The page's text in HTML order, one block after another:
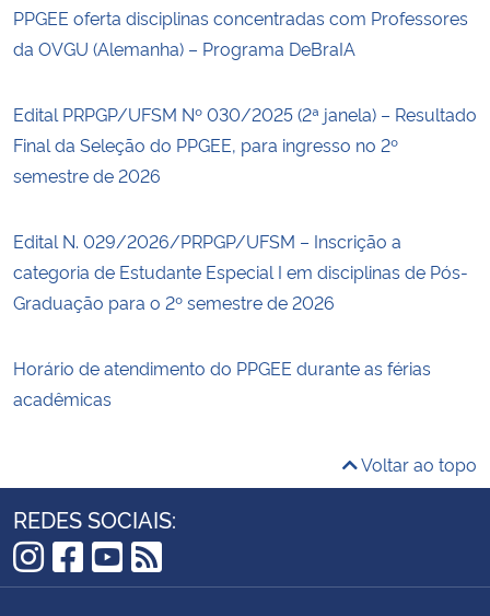
PPGEE oferta disciplinas concentradas com Professores
da OVGU (Alemanha) – Programa DeBraIA
Edital PRPGP/UFSM Nº 030/2025 (2ª janela) – Resultado
Final da Seleção do PPGEE, para ingresso no 2º
semestre de 2026
Edital N. 029/2026/PRPGP/UFSM – Inscrição a
categoria de Estudante Especial I em disciplinas de Pós-
Graduação para o 2º semestre de 2026
Horário de atendimento do PPGEE durante as férias
acadêmicas
Voltar ao topo
REDES SOCIAIS:
Instagram
Facebook
YouTube
RSS